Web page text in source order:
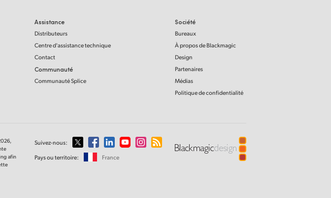
Assistance
Distributeurs
Centre d'assistance technique
Contact
Communauté
Communauté Splice
Société
Bureaux
À propos de Blackmagic
Design
Partenaires
Médias
Politique de confidentialité
afin
Suivez-nous:
Pays ou territoire:
France